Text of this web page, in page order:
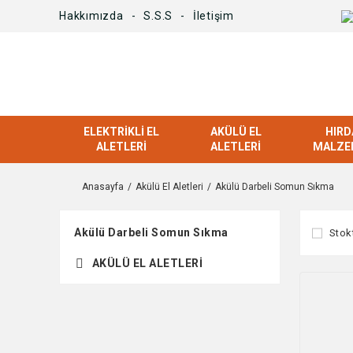
Hakkımızda S.S.S İletişim
ELEKTRIKLI EL
ALETLERI
AKÜLÜ EL
ALETLERI
Anasayfa Akülü El Aletleri Akülü Darbeli Somun Sıkma
Akülü Darbeli Somun Sıkma
AKÜLÜ EL ALETLERI